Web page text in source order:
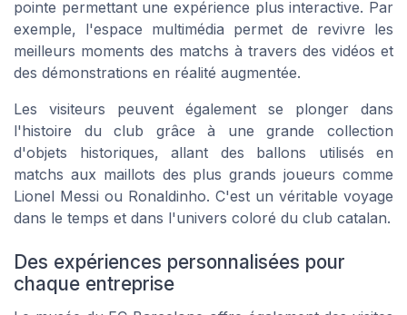
pointe permettant une expérience plus interactive. Par
exemple, l'espace multimédia permet de revivre les
meilleurs moments des matchs à travers des vidéos et
des démonstrations en réalité augmentée.
Les visiteurs peuvent également se plonger dans
l'histoire du club grâce à une grande collection
d'objets historiques, allant des ballons utilisés en
matchs aux maillots des plus grands joueurs comme
Lionel Messi ou Ronaldinho. C'est un véritable voyage
dans le temps et dans l'univers coloré du club catalan.
Des expériences personnalisées pour
chaque entreprise